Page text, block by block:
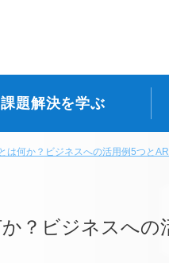
課題解決を学ぶ
は何か？ビジネスへの活用例5つと
か？ビジネスへ